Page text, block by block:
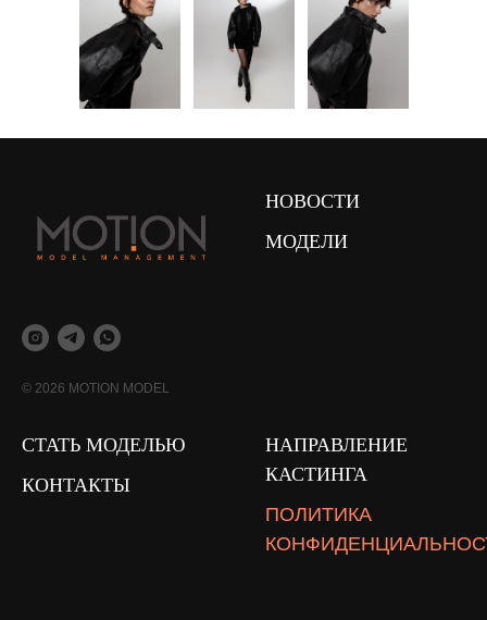
© 2026 MOTION MODEL
НОВОСТИ
МОДЕЛИ
СТАТЬ МОДЕЛЬЮ
КОНТАКТЫ
НАПРАВЛЕНИЕ
КАСТИНГА
ПОЛИТИКА